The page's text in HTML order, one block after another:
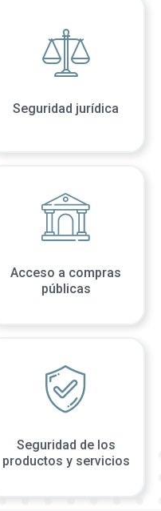
Seguridad jurídica
Acceso a compras
públicas
Seguridad de los
productos y servicios